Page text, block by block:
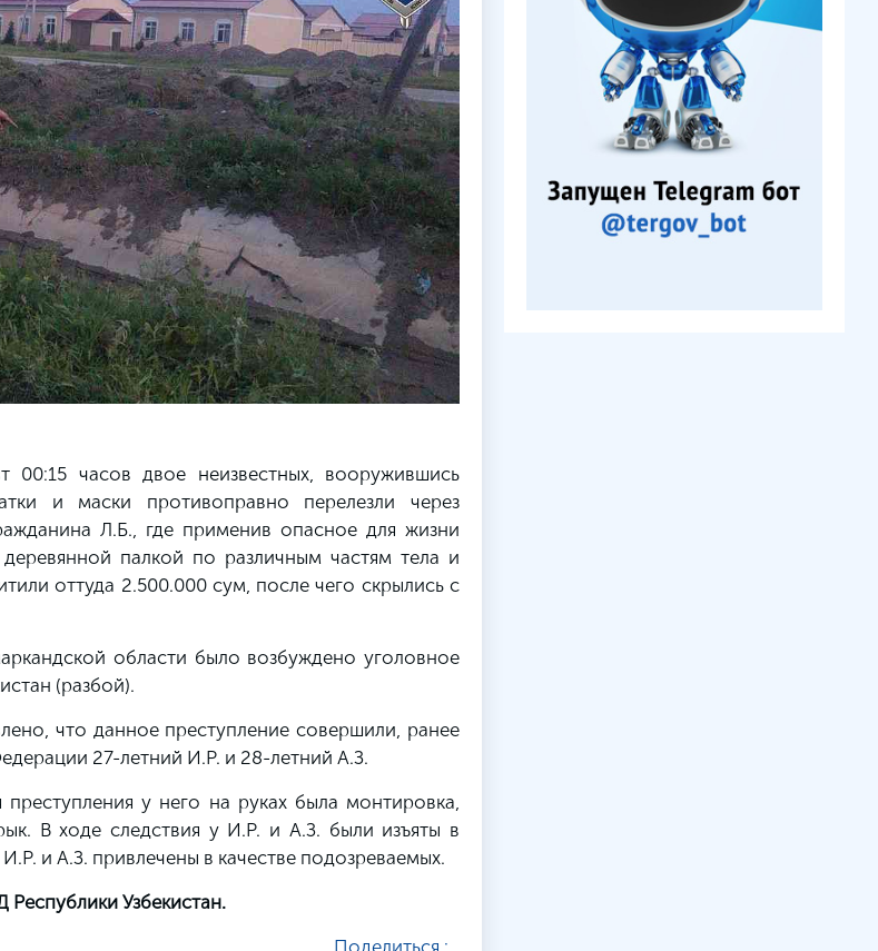
00:15 часов двое неизвестных, вооружившись
и маски противоправно перелезли через
Л.Б., где применив опасное для жизни
палкой по различным частям тела и
оттуда 2.500.000 сум, после чего скрылись с
области было возбуждено уголовное
(разбой).
что данное преступление совершили, ранее
27-летний И.Р. и 28-летний А.З.
у него на руках была монтировка,
В ходе следствия у И.Р. и А.З. были изъяты в
и А.З. привлечены в качестве подозреваемых.
Узбекистан.